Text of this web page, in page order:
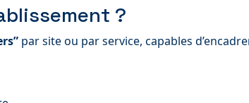
?
par site ou par service, capables